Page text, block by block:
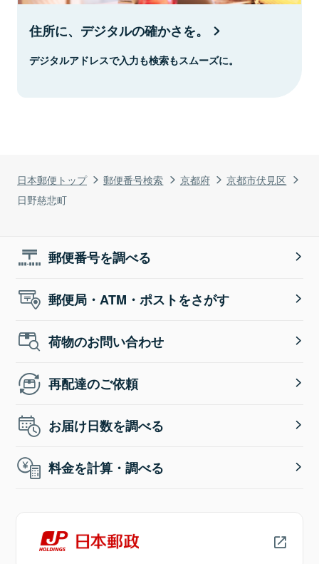
日本郵便トップ 郵便番号検索 京都府
京都市伏見区
日野慈悲町
住所に、デジタルの確かさを。
デジタルアドレスで入力も検索もスムーズに。
郵便番号を調べる
郵便局・ATM・ポストをさがす
荷物のお問い合わせ
再配達のご依頼
お届け日数を調べる
料金を計算・調べる